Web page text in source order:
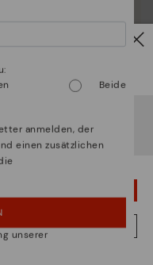
Pikolinos optimal
Beide
anmelden, der
einen zusätzlichen
unserer